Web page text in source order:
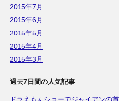
2015年7月
2015年6月
2015年5月
2015年4月
2015年3月
過去7日間の人気記事
ドラえもんショーでジャイアンの